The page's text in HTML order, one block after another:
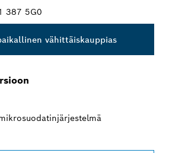
387 5G0
vähittäiskauppias